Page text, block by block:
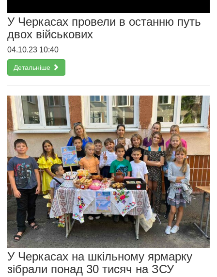
У Черкасах провели в останню путь
двох військових
04.10.23 10:40
Детальніше
У Черкасах на шкільному ярмарку
зібрали понад 30 тисяч на ЗСУ